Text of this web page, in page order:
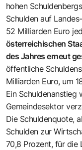
hohen
Schulden auf
52 Milliarden Euro
österreichischen
des Jahres erneut
öffentliche
Milliarden Euro, um
Ein Schuldenanstieg
Gemeindesektor
Die Schuldenquote,
Schulden zur
70,8 Prozent, für die